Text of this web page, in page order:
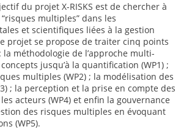
du projet X-RISKS est de chercher à
multiples” dans les
et scientifiques liées à la gestion
projet se propose de traiter cinq points
méthodologie de l’approche multi-
jusqu’à la quantification (WP1) ;
multiples (WP2) ; la modélisation des
; la perception et la prise en compte des
acteurs (WP4) et enfin la gouvernance
des risques multiples en évoquant
(WP5).